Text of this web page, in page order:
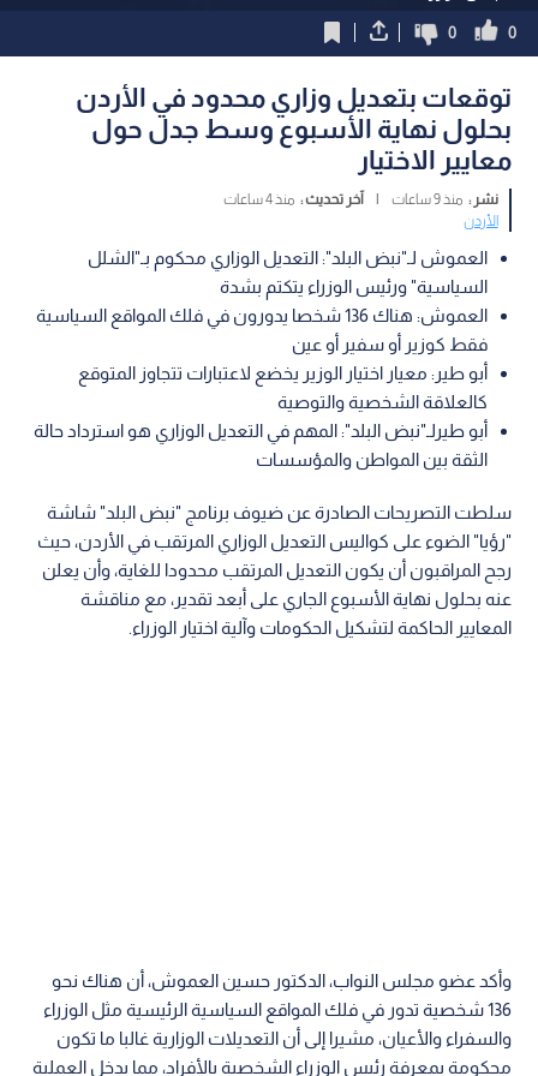
0
0
توقعات بتعديل وزاري محدود في الأردن
بحلول نهاية الأسبوع وسط جدل حول
معايير الاختيار
نشر : منذ 9 ساعات | آخر تحديث : منذ 4 ساعات
الأردن
العموش لـ"نبض البلد": التعديل الوزاري محكوم بـ"الشلل
السياسية" ورئيس الوزراء يتكتم بشدة
العموش: هناك 136 شخصا يدورون في فلك المواقع السياسية
فقط كوزير أو سفير أو عين
أبو طير: معيار اختيار الوزير يخضع لاعتبارات تتجاوز المتوقع
كالعلاقة الشخصية والتوصية
أبو طيرلـ"نبض البلد": المهم في التعديل الوزاري هو استرداد حالة
الثقة بين المواطن والمؤسسات
سلطت التصريحات الصادرة عن ضيوف برنامج "نبض البلد" شاشة
"رؤيا" الضوء على كواليس التعديل الوزاري المرتقب في الأردن، حيث
رجح المراقبون أن يكون التعديل المرتقب محدودا للغاية، وأن يعلن
عنه بحلول نهاية الأسبوع الجاري على أبعد تقدير، مع مناقشة
المعايير الحاكمة لتشكيل الحكومات وآلية اختيار الوزراء.
وأكد عضو مجلس النواب، الدكتور حسين العموش، أن هناك نحو
136 شخصية تدور في فلك المواقع السياسية الرئيسية مثل الوزراء
والسفراء والأعيان، مشيرا إلى أن التعديلات الوزارية غالبا ما تكون
محكومة بمعرفة رئيس الوزراء الشخصية بالأفراد، مما يدخل العملية